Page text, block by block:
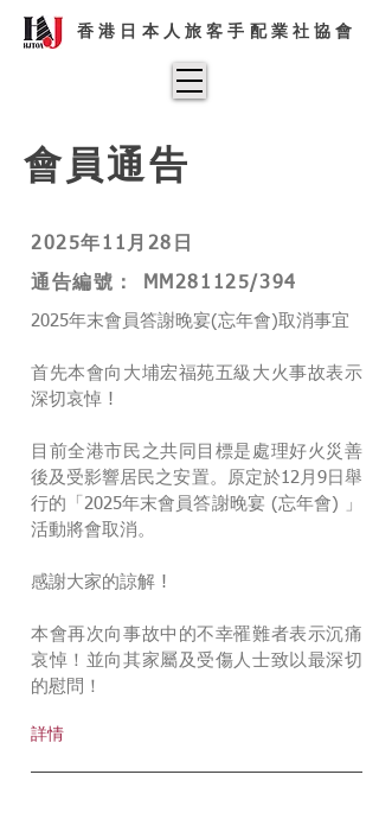
香港日本人旅客手配業社協會
會員通告
2025年11月28日
通告編號： MM281125/394
2025年末會員答謝晚宴(忘年會)取消事宜
首先本會向大埔宏福苑五級大火事故表示
深切哀悼 !
目前全港市民之共同目標是處理好火災善
後及受影響居民之安置。原定於12月9日舉
行的「2025年末會員答謝晚宴 (忘年會) 」
活動將會取消。
感謝大家的諒解 !
本會再次向事故中的不幸罹難者表示沉痛
哀悼！並向其家屬及受傷人士致以最深切
的慰問！
詳情